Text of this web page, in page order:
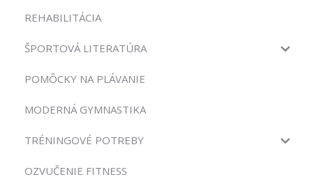
REHABILITÁCIA
ŠPORTOVÁ LITERATÚRA
POMÔCKY NA PLÁVANIE
MODERNÁ GYMNASTIKA
TRÉNINGOVÉ POTREBY
OZVUČENIE FITNESS